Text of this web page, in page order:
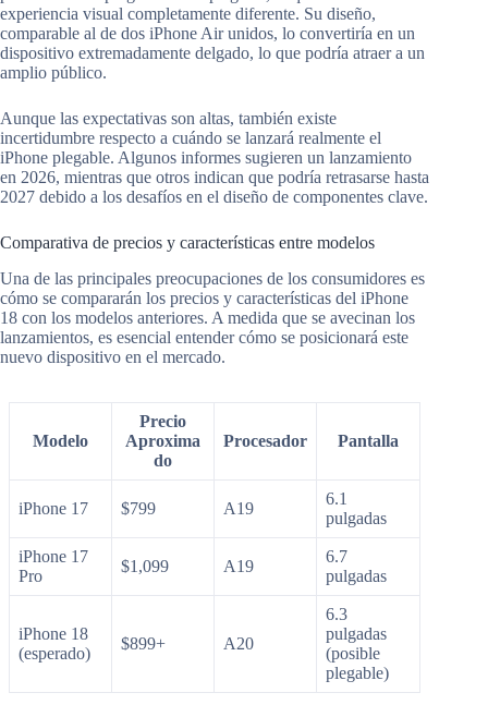
experiencia visual completamente diferente. Su diseño,
comparable al de dos iPhone Air unidos, lo convertiría en un
dispositivo extremadamente delgado, lo que podría atraer a un
amplio público.
Aunque las expectativas son altas, también existe
incertidumbre respecto a cuándo se lanzará realmente el
iPhone plegable. Algunos informes sugieren un lanzamiento
en 2026, mientras que otros indican que podría retrasarse hasta
2027 debido a los desafíos en el diseño de componentes clave.
Comparativa de precios y características entre modelos
Una de las principales preocupaciones de los consumidores es
cómo se compararán los precios y características del iPhone
18 con los modelos anteriores. A medida que se avecinan los
lanzamientos, es esencial entender cómo se posicionará este
nuevo dispositivo en el mercado.
Modelo
Precio
Aproxima
do
Procesador Pantalla
iPhone 17 $799 A19
6.1
pulgadas
iPhone 17
Pro
$1,099 A19
6.7
pulgadas
iPhone 18
(esperado)
$899+ A20
6.3
pulgadas
(posible
plegable)